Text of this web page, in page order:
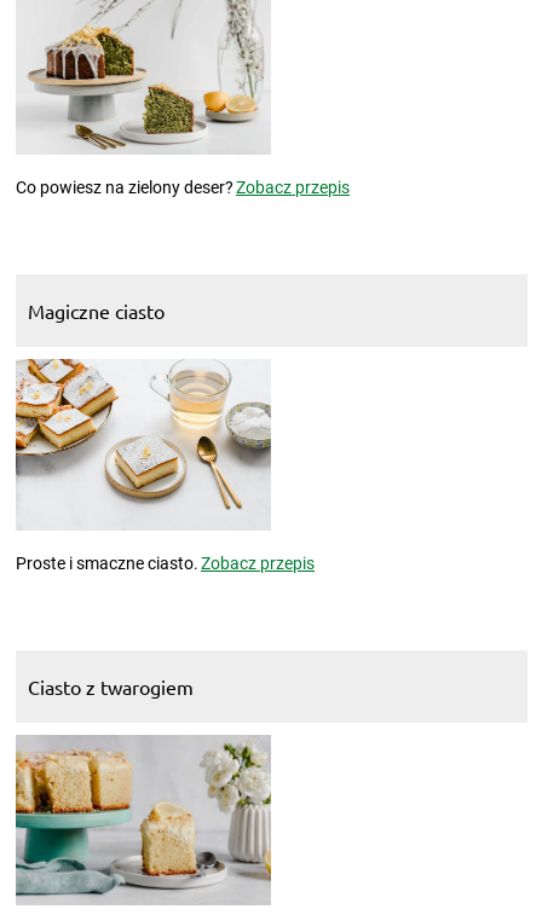
Co powiesz na zielony deser?Zobacz przepis
Magiczne ciasto
Proste i smaczne ciasto.Zobacz przepis
Ciasto z twarogiem